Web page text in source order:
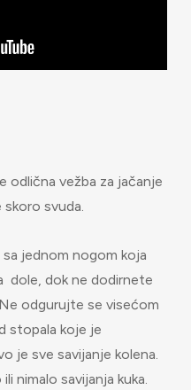
odlična vežba za jačanje
svuda.
jednom nogom koja
dole, dok ne dodirnete
odgurujte se visećom
stopala koje je
je sve savijanje kolena.
nimalo savijanja kuka.